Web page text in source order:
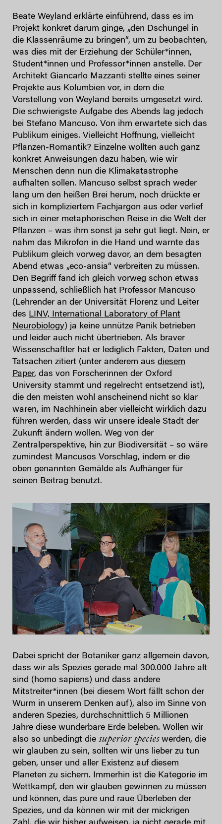
Beate Weyland erklärte einführend, dass es im
Projekt konkret darum ginge, „den Dschungel in
die Klassenräume zu bringen“, um zu beobachten,
was dies mit der Erziehung der Schüler*innen,
Student*innen und Professor*innen anstelle. Der
Architekt Giancarlo Mazzanti stellte eines seiner
Projekte aus Kolumbien vor, in dem die
Vorstellung von Weyland bereits umgesetzt wird.
Die schwierigste Aufgabe des Abends lag jedoch
bei Stefano Mancuso. Von ihm erwartete sich das
Publikum einiges. Vielleicht Hoffnung, vielleicht
Pflanzen-Romantik? Einzelne wollten auch ganz
konkret Anweisungen dazu haben, wie wir
Menschen denn nun die Klimakatastrophe
aufhalten sollen. Mancuso selbst sprach weder
lang um den heißen Brei herum, noch drückte er
sich in kompliziertem Fachjargon aus oder verlief
sich in einer metaphorischen Reise in die Welt der
Pflanzen – was ihm sonst ja sehr gut liegt. Nein, er
nahm das Mikrofon in die Hand und warnte das
Publikum gleich vorweg davor, an dem besagten
Abend etwas „eco-ansia“ verbreiten zu müssen.
Den Begriff fand ich gleich vorweg schon etwas
unpassend, schließlich hat Professor Mancuso
(Lehrender an der Universität Florenz und Leiter
des LINV, International Laboratory of Plant
Neurobiology) ja keine unnütze Panik betrieben
und leider auch nicht übertrieben. Als braver
Wissenschaftler hat er lediglich Fakten, Daten und
Tatsachen zitiert (unter anderem aus diesem
Paper, das von Forscherinnen der Oxford
University stammt und regelrecht entsetzend ist),
die den meisten wohl anscheinend nicht so klar
waren, im Nachhinein aber vielleicht wirklich dazu
führen werden, dass wir unsere ideale Stadt der
Zukunft ändern wollen. Weg von der
Zentralperspektive, hin zur Biodiversität – so wäre
zumindest Mancusos Vorschlag, indem er die
oben genannten Gemälde als Aufhänger für
seinen Beitrag benutzt.
Dabei spricht der Botaniker ganz allgemein davon,
dass wir als Spezies gerade mal 300.000 Jahre alt
sind (homo sapiens) und dass andere
Mitstreiter*innen (bei diesem Wort fällt schon der
Wurm in unserem Denken auf), also im Sinne von
anderen Spezies, durchschnittlich 5 Millionen
Jahre diese wunderbare Erde beleben. Wollen wir
also so unbedingt die superior specieswerden, die
wir glauben zu sein, sollten wir uns lieber zu tun
geben, unser und aller Existenz auf diesem
Planeten zu sichern. Immerhin ist die Kategorie im
Wettkampf, den wir glauben gewinnen zu müssen
und können, das pure und raue Überleben der
Spezies, und da können wir mit der mickrigen